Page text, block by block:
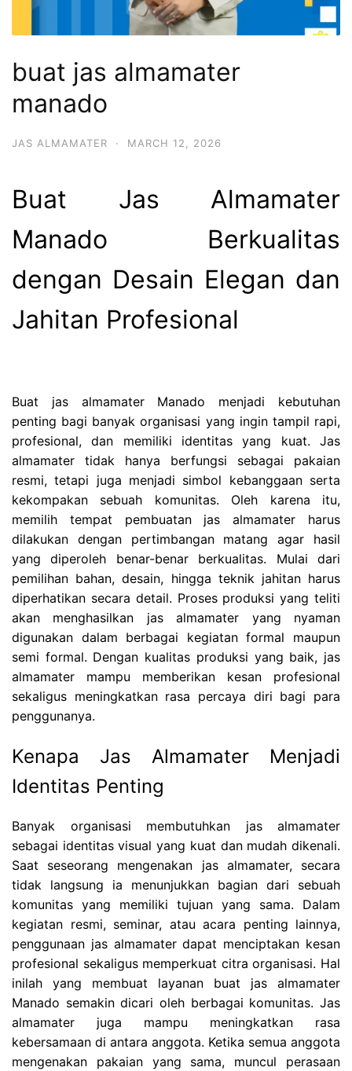
buat jas almamater
manado
JAS ALMAMATER · MARCH 12, 2026
Buat Jas Almamater
Manado Berkualitas
dengan Desain Elegan dan
Jahitan Profesional
Buat jas almamater Manado menjadi kebutuhan
penting bagi banyak organisasi yang ingin tampil rapi,
profesional, dan memiliki identitas yang kuat. Jas
almamater tidak hanya berfungsi sebagai pakaian
resmi, tetapi juga menjadi simbol kebanggaan serta
kekompakan sebuah komunitas. Oleh karena itu,
memilih tempat pembuatan jas almamater harus
dilakukan dengan pertimbangan matang agar hasil
yang diperoleh benar-benar berkualitas. Mulai dari
pemilihan bahan, desain, hingga teknik jahitan harus
diperhatikan secara detail. Proses produksi yang teliti
akan menghasilkan jas almamater yang nyaman
digunakan dalam berbagai kegiatan formal maupun
semi formal. Dengan kualitas produksi yang baik, jas
almamater mampu memberikan kesan profesional
sekaligus meningkatkan rasa percaya diri bagi para
penggunanya.
Kenapa Jas Almamater Menjadi
Identitas Penting
Banyak organisasi membutuhkan jas almamater
sebagai identitas visual yang kuat dan mudah dikenali.
Saat seseorang mengenakan jas almamater, secara
tidak langsung ia menunjukkan bagian dari sebuah
komunitas yang memiliki tujuan yang sama. Dalam
kegiatan resmi, seminar, atau acara penting lainnya,
penggunaan jas almamater dapat menciptakan kesan
profesional sekaligus memperkuat citra organisasi. Hal
inilah yang membuat layanan buat jas almamater
Manado semakin dicari oleh berbagai komunitas. Jas
almamater juga mampu meningkatkan rasa
kebersamaan di antara anggota. Ketika semua anggota
mengenakan pakaian yang sama, muncul perasaan